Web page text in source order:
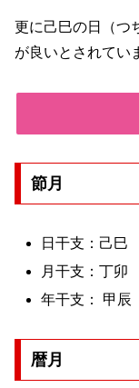
更に己巳の日（つ
が良いとされてい
節月
日干支：己巳
月干支：丁卯
年干支： 甲辰
暦月